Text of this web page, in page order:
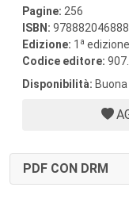
Pagine: 256
ISBN:
Edizione: 1 a
Codice editore:
Disponibilità: Buona
PDF CON DRM